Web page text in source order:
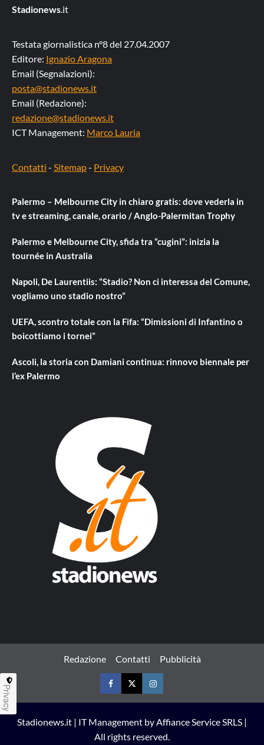
Stadionews.it
Testata giornalistica n°8 del 27.04.2007
Editore: Ignazio Aragona
Email (Segnalazioni):
posta@stadionews.it
Email (Redazione):
redazione@stadionews.it
ICT Management: Marco Lauria
Contatti - Sitemap- Privacy
Palermo – Melbourne City in chiaro gratis: dove vederla in
tv e streaming, canale, orario / Anglo-Palermitan Trophy
Palermo e Melbourne City, sfida tra “cugini”: inizia la
tournée in Australia
Napoli, De Laurentiis: “Stadio? Non ci interessa del Comune,
vogliamo uno stadio nostro”
UEFA, scontro totale con la Fifa: “Dimissioni di Infantino o
boicottiamo i tornei”
Ascoli, la storia con Damiani continua: rinnovo biennale per
l’ex Palermo
Redazione Contatti Pubblicità
FacebookTwitterInstagram
Stadionews.it | IT Management by Affiance Service SRLS |
All rights reserved.
Privacy